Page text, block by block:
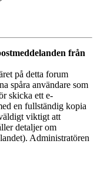
från
på detta forum
spåra användare som
skicka ett e-
en fullständig kopia
viktigt att
detaljer om
Administratören